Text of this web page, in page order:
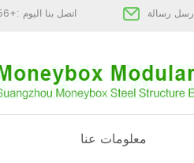
اتصل بنا اليوم :+8618620106756
معلومات عنا